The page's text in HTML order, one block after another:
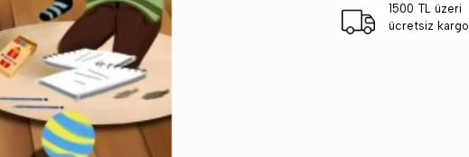
1500 TL üzeri
ücretsiz kargo